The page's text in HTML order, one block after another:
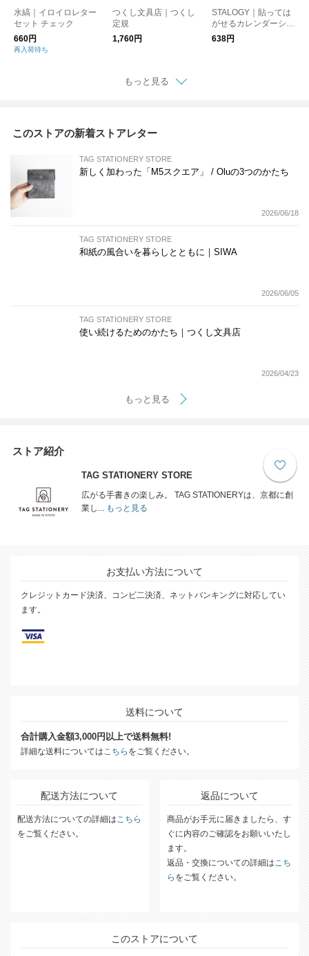
水縞｜イロイロレター
セット チェック
660円
再入荷待ち
つくし文具店｜つくし
定規
1,760円
STALOGY｜貼っては
がせるカレンダーシー
ル S 週間カレンダー
638円
もっと見る
このストアの新着ストアレター
TAG STATIONERY STORE
新しく加わった「M5スクエア」 / Oluの3つのかたち
2026/06/18
TAG STATIONERY STORE
和紙の風合いを暮らしとともに｜SIWA
2026/06/05
TAG STATIONERY STORE
使い続けるためのかたち｜つくし文具店
2026/04/23
もっと見る
ストア紹介
TAG STATIONERY STORE
広がる手書きの楽しみ。 TAG STATIONERYは、京都に創
業し...もっと見る
お支払い方法について
クレジットカード決済、コンビ二決済、ネットバンキングに対応してい
ます。
送料について
合計購入金額3,000円以上で送料無料!
詳細な送料についてはこちら をご覧ください。
配送方法について
配送方法についての詳細はこちら
をご覧ください。
返品について
商品がお手元に届きましたら、す
ぐに内容のご確認をお願いいたし
ます。
返品・交換についての詳細はこち
ら をご覧ください。
このストアについて